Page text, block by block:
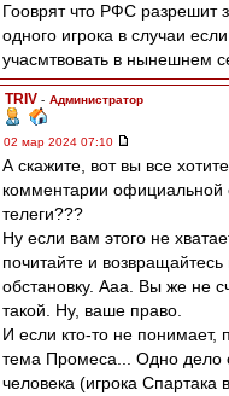
Гооврят что РФС разрешит
одного игрока в случаи
учасмтвовать в нынешнем
TRIV - Администратор
02 мар 2024 07:10
А скажите, вот вы все
комментарии официальной
телеги???
Ну если вам этого не
почитайте и
обстановку. Ааа. Вы же не
такой. Ну, ваше право.
И если кто-то не понимает,
тема Промеса... Одно дело
человека (игрока Спартака